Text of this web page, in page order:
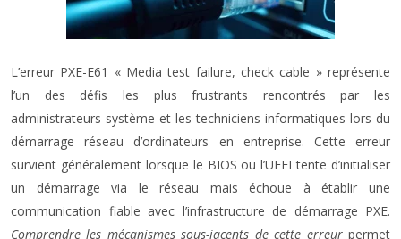
L’erreur PXE-E61 « Media test failure, check cable » représente
l’un des défis les plus frustrants rencontrés par les
administrateurs système et les techniciens informatiques lors du
démarrage réseau d’ordinateurs en entreprise. Cette erreur
survient généralement lorsque le BIOS ou l’UEFI tente d’initialiser
un démarrage via le réseau mais échoue à établir une
communication fiable avec l’infrastructure de démarrage PXE.
Comprendre les mécanismes sous-jacents de cette erreur permet